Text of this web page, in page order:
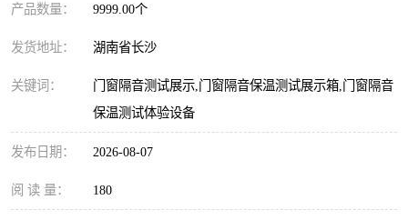
产品数量： 9999.00个
发货地址： 湖南省长沙
关键词：
门窗隔音测试展示,门窗隔音保温测试展示箱,门窗隔音
保温测试体验设备
发布日期： 2026-08-07
阅 读 量： 180